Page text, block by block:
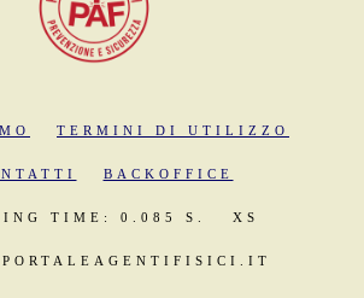
TERMINI DI UTILIZZO
BACKOFFICE
TIME: 0.085 S. XS